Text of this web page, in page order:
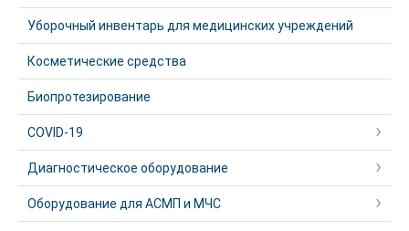
Уборочный инвентарь для медицинских учреждений
Косметические средства
Биопротезирование
COVID-19
Диагностическое оборудование
Оборудование для АСМП и МЧС